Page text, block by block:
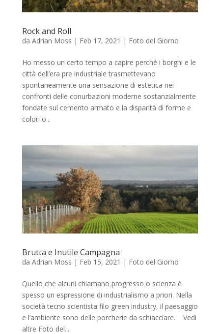
Rock and Roll
da Adrian Moss | Feb 17, 2021 | Foto del Giorno
Ho messo un certo tempo a capire perché i borghi e le
città dell’era pre industriale trasmettevano
spontaneamente una sensazione di estetica nei
confronti delle conurbazioni moderne sostanzialmente
fondate sul cemento armato e la disparità di forme e
colori o...
Brutta e Inutile Campagna
da Adrian Moss | Feb 15, 2021 | Foto del Giorno
Quello che alcuni chiamano progresso o scienza è
spesso un espressione di industrialismo a priori. Nella
società tecno scientista filo green industry, il paesaggio
e l’ambiente sono delle porcherie da schiacciare. Vedi
altre Foto del...